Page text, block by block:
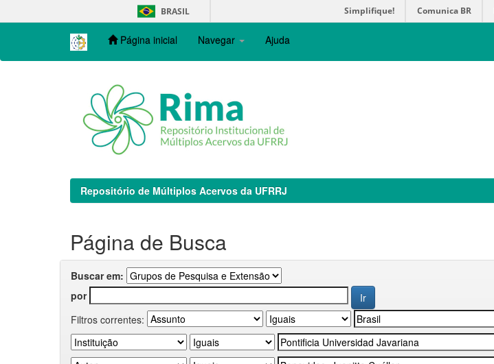
navigation
BRASIL Simplifique! Comunica BR
Página inicial Navegar Ajuda
Repositório de Múltiplos Acervos da UFRRJ
Página de Busca
Buscar em:
por
Filtros correntes: